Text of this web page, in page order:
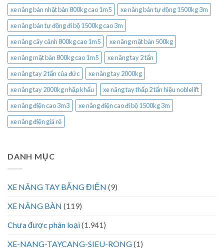
xe nâng bàn nhật bản 800kg cao 1m5
xe nâng bán tự động 1500kg 3m
xe nâng bán tự động đi bộ 1500kg cao 3m
xe nâng cây cảnh 800kg cao 1m5
xe nâng mặt bàn 500kg
xe nâng mặt bàn 800kg cao 1m5
xe nâng tay 2 tấn
xe nâng tay 2 tấn của đức
xe nâng tay 2000kg
xe nâng tay 2000kg nhập khẩu
xe nâng tay thấp 2 tấn hiệu noblelift
xe nâng điện cao 3m3
xe nâng điện cao đi bộ 1500kg 3m
xe nâng điện giá rẻ
DANH MỤC
XE NÂNG TAY BẰNG ĐIỆN (9)
XE NÂNG BÀN (119)
Chưa được phân loại(1.941)
XE-NANG-TAYCANG-SIEU-RONG(1)